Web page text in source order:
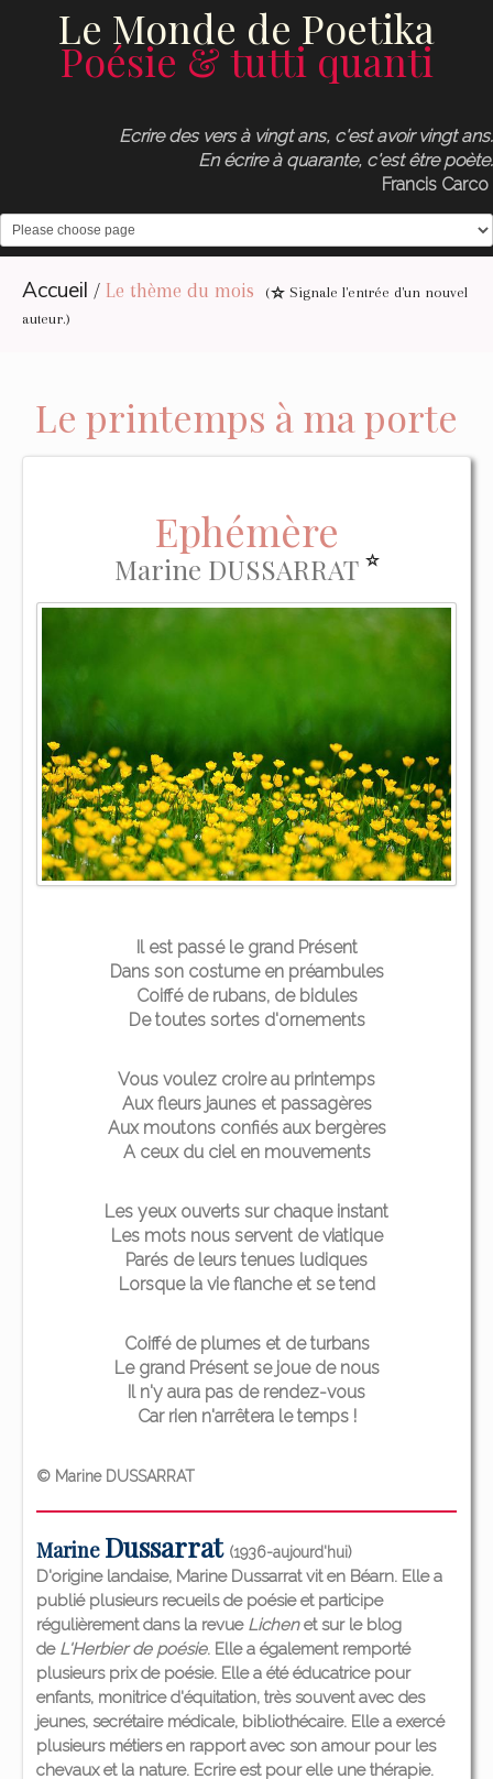
Le Monde de Poetika
Poésie & tutti quanti
Ecrire des vers à vingt ans, c'est avoir vingt ans.
En écrire à quarante, c'est être poète.
Francis Carco
Accueil / Le thème du mois (
Signale l'entrée d'un nouvel
auteur.)
Le printemps à ma porte
Ephémère
Marine DUSSARRAT
Il est passé le grand Présent
Dans son costume en préambules
Coiffé de rubans, de bidules
De toutes sortes d'ornements
Vous voulez croire au printemps
Aux fleurs jaunes et passagères
Aux moutons confiés aux bergères
A ceux du ciel en mouvements
Les yeux ouverts sur chaque instant
Les mots nous servent de viatique
Parés de leurs tenues ludiques
Lorsque la vie flanche et se tend
Coiffé de plumes et de turbans
Le grand Présent se joue de nous
Il n'y aura pas de rendez-vous
Car rien n'arrêtera le temps !
© Marine DUSSARRAT
Marine Dussarrat (1936-aujourd'hui)
D'origine landaise, Marine Dussarrat vit en Béarn. Elle a
publié plusieurs recueils de poésie et participe
régulièrement dans la revue Lichenet sur le blog
de L'Herbier de poésie. Elle a également remporté
plusieurs prix de poésie. Elle a été éducatrice pour
enfants, monitrice d'équitation, très souvent avec des
jeunes, secrétaire médicale, bibliothécaire. Elle a exercé
plusieurs métiers en rapport avec son amour pour les
chevaux et la nature. Ecrire est pour elle une thérapie.